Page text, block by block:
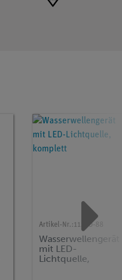
Artikel-Nr.: 11260-88
Wasserwellengerät
mit LED-
Lichtquelle,